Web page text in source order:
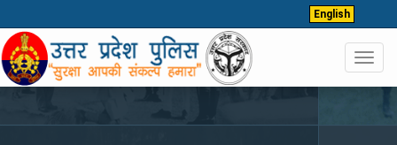
English